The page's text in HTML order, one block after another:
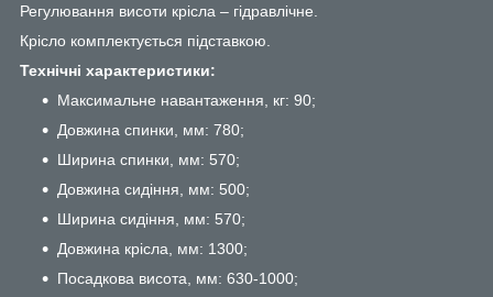
Регулювання висоти крісла – гідравлічне.
Крісло комплектується підставкою.
Технічні характеристики:
Максимальне навантаження, кг: 90;
Довжина спинки, мм: 780;
Ширина спинки, мм: 570;
Довжина сидіння, мм: 500;
Ширина сидіння, мм: 570;
Довжина крісла, мм: 1300;
Посадкова висота, мм: 630-1000;